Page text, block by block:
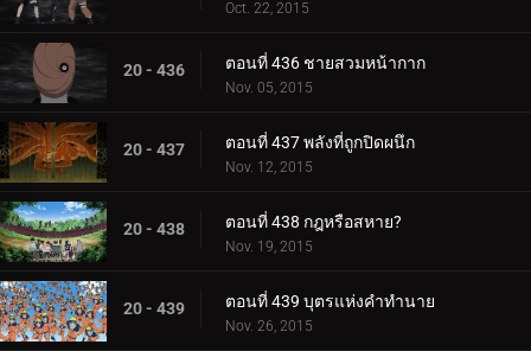
Oct. 22, 2015
20 - 436 ตอนที่ 436 ชายสวมหน้ากาก
Nov. 05, 2015
20 - 437 ตอนที่ 437 พลังที่ถูกปิดผนึก
Nov. 12, 2015
20 - 438 ตอนที่ 438 กฎหรือสหาย?
Nov. 19, 2015
20 - 439 ตอนที่ 439 บุตรแห่งคำทำนาย
Nov. 26, 2015